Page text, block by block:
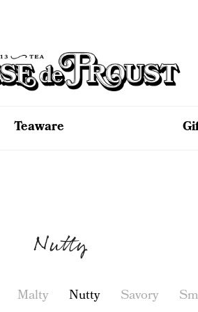
Teaware
Nutty
Malty Nutty Savory